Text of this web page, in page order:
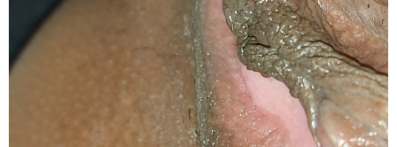
SEXUALIDAD
GLOSARIO